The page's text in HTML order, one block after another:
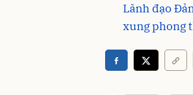
Lãnh đạo
xung phong